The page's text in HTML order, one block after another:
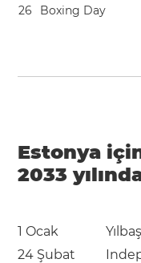
26 Boxing Day
Estonya
2033
1 Ocak
24 Şubat